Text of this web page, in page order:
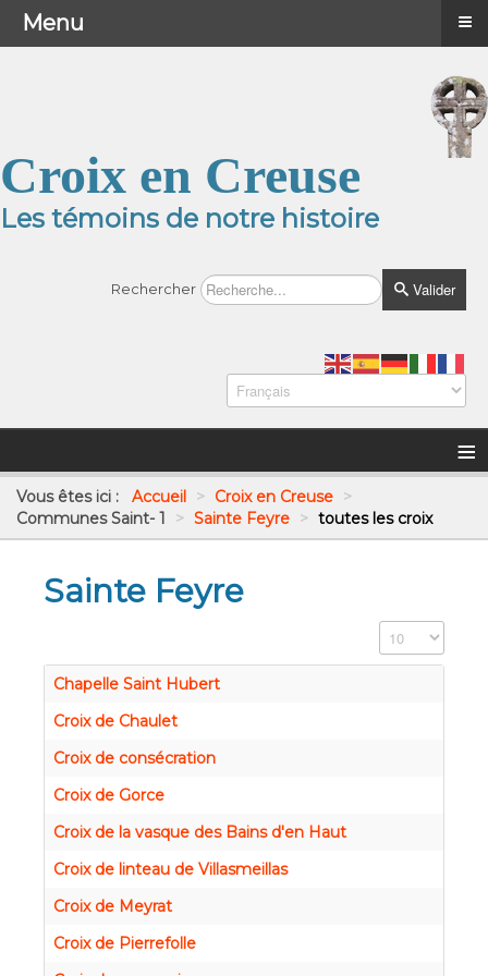
Croix en Creuse
Les témoins de notre histoire
Rechercher Valider
≡
Vous êtes ici : Accueil > Croix en Creuse >
Communes Saint- 1
> Sainte Feyre > toutes les croix
Sainte Feyre
Affichage #
Chapelle Saint Hubert
Croix de Chaulet
Croix de consécration
Croix de Gorce
Croix de la vasque des Bains d'en Haut
Croix de linteau de Villasmeillas
Croix de Meyrat
Croix de Pierrefolle
Menu ≡
Menu ≡